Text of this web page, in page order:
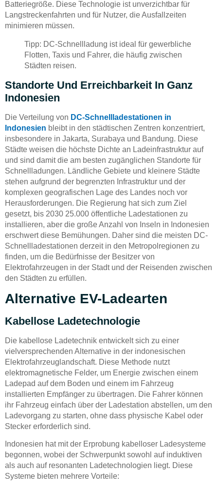
Batteriegröße. Diese Technologie ist unverzichtbar für
Langstreckenfahrten und für Nutzer, die Ausfallzeiten
minimieren müssen.
Tipp: DC-Schnellladung ist ideal für gewerbliche
Flotten, Taxis und Fahrer, die häufig zwischen
Städten reisen.
Standorte Und Erreichbarkeit In Ganz
Indonesien
Die Verteilung von DC-Schnellladestationen in
Indonesien bleibt in den städtischen Zentren konzentriert,
insbesondere in Jakarta, Surabaya und Bandung. Diese
Städte weisen die höchste Dichte an Ladeinfrastruktur auf
und sind damit die am besten zugänglichen Standorte für
Schnellladungen. Ländliche Gebiete und kleinere Städte
stehen aufgrund der begrenzten Infrastruktur und der
komplexen geografischen Lage des Landes noch vor
Herausforderungen. Die Regierung hat sich zum Ziel
gesetzt, bis 2030 25.000 öffentliche Ladestationen zu
installieren, aber die große Anzahl von Inseln in Indonesien
erschwert diese Bemühungen. Daher sind die meisten DC-
Schnellladestationen derzeit in den Metropolregionen zu
finden, um die Bedürfnisse der Besitzer von
Elektrofahrzeugen in der Stadt und der Reisenden zwischen
den Städten zu erfüllen.
Alternative EV-Ladearten
Kabellose Ladetechnologie
Die kabellose Ladetechnik entwickelt sich zu einer
vielversprechenden Alternative in der indonesischen
Elektrofahrzeuglandschaft. Diese Methode nutzt
elektromagnetische Felder, um Energie zwischen einem
Ladepad auf dem Boden und einem im Fahrzeug
installierten Empfänger zu übertragen. Die Fahrer können
ihr Fahrzeug einfach über der Ladestation abstellen, um den
Ladevorgang zu starten, ohne dass physische Kabel oder
Stecker erforderlich sind.
Indonesien hat mit der Erprobung kabelloser Ladesysteme
begonnen, wobei der Schwerpunkt sowohl auf induktiven
als auch auf resonanten Ladetechnologien liegt. Diese
Systeme bieten mehrere Vorteile: